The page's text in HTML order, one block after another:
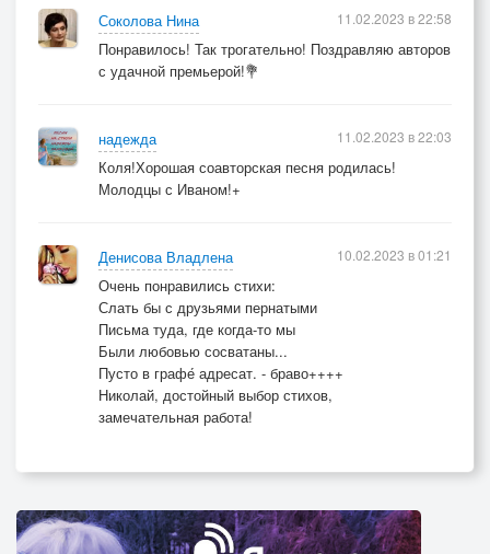
Соколова Нина
Понравилось! Так трогательно! Поздравляю авторов
с удачной премьерой!💐
11.02.2023 в 22:58
надежда
Коля!Хорошая соавторская песня родилась!
Молодцы с Иваном!+
11.02.2023 в 22:03
Денисова Владлена
Очень понравились стихи:
Слать бы с друзьями пернатыми
Письма туда, где когда-то мы
Были любовью сосватаны...
Пусто в графе́ адресат. - браво++++
Николай, достойный выбор стихов,
замечательная работа!
10.02.2023 в 01:21